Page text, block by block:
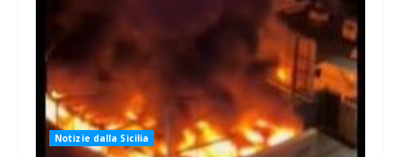
Notizie dalla Sicilia